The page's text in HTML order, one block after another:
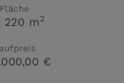
Fläche
220 m2
€